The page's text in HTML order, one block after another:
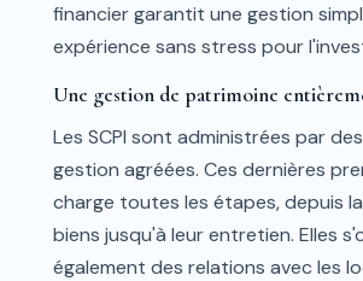
financier garantit une gestion
expérience sans stress pour
Une gestion de patrimoine
Les SCPI sont administrées par
gestion agréées. Ces dernières
charge toutes les étapes, depuis
biens jusqu'à leur entretien. Elles
également des relations avec les